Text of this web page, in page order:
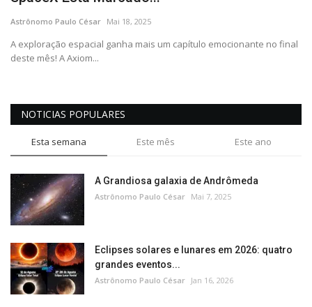
Astrônomo Paulo César Mai 18, 2025
A exploração espacial ganha mais um capítulo emocionante no final
deste mês! A Axiom...
NOTICIAS POPULARES
Esta semana Este mês Este ano
A Grandiosa galaxia de Andrômeda
Astrônomo Paulo César Mai 7, 2025
Eclipses solares e lunares em 2026: quatro
grandes eventos...
Astrônomo Paulo César Jan 16, 2026